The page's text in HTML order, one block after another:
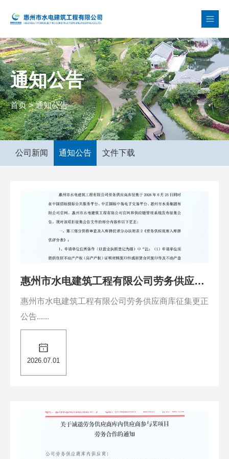
通知公告
首页>通知公告
公司新闻 通知公告 文件下载
惠州市水电建筑工程有限公司劳务供应商
库征集更正公告
惠州市水电建筑工程有限公司劳务供应商库征集更正
公告......
2026.07.01